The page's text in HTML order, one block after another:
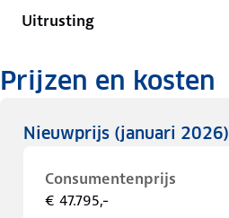
Uitrusting
Prijzen en kosten
Nieuwprijs (januari 2026)
Consumentenprijs
€ 47.795,-